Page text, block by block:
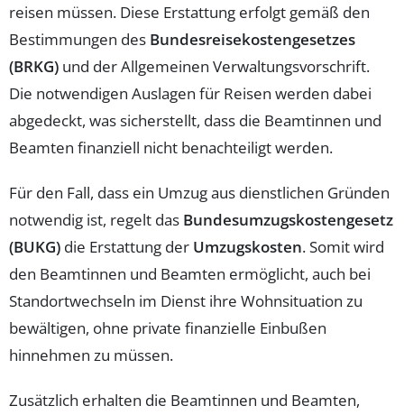
reisen müssen. Diese Erstattung erfolgt gemäß den
Bestimmungen des Bundesreisekostengesetzes
(BRKG) und der Allgemeinen Verwaltungsvorschrift.
Die notwendigen Auslagen für Reisen werden dabei
abgedeckt, was sicherstellt, dass die Beamtinnen und
Beamten finanziell nicht benachteiligt werden.
Für den Fall, dass ein Umzug aus dienstlichen Gründen
notwendig ist, regelt das Bundesumzugskostengesetz
(BUKG) die Erstattung der Umzugskosten. Somit wird
den Beamtinnen und Beamten ermöglicht, auch bei
Standortwechseln im Dienst ihre Wohnsituation zu
bewältigen, ohne private finanzielle Einbußen
hinnehmen zu müssen.
Zusätzlich erhalten die Beamtinnen und Beamten,